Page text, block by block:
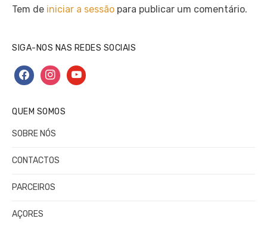
Tem de iniciar a sessão para publicar um comentário.
SIGA-NOS NAS REDES SOCIAIS
facebookinstagramyoutube
QUEM SOMOS
SOBRE NÓS
CONTACTOS
PARCEIROS
AÇORES